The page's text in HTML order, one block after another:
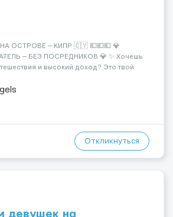
ОСТРОВЕ — КИПР 🇨🇾 💶💶💶 💎
— БЕЗ ПОСРЕДНИКОВ 💎 ✨ Хочешь
и высокий доход? Это твой
практики — Стабильный поток
Откликнуться
девушек на